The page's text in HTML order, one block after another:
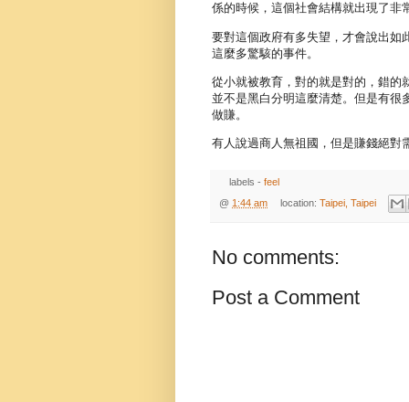
係的時候，這個社會結構就出現了非
要對這個政府有多失望，才會說出如
這麼多驚駭的事件。
從小就被教育，對的就是對的，錯的
並不是黑白分明這麼清楚。但是有很
做賺。
有人說過商人無祖國，但是賺錢絕對
labels - feel
@ 1:44 am location: Taipei, Taipei
No comments:
Post a Comment